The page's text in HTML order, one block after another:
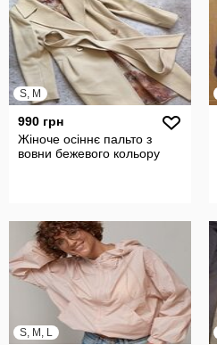
S, M
990 грн
Жіноче осіннє пальто з
вовни бежевого кольору
S, M, L